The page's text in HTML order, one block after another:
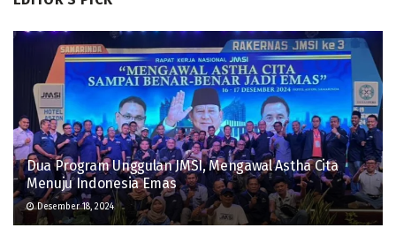
Dua Program Unggulan JMSI, Mengawal Astha Cita
Menuju Indonesia Emas
Desember 18, 2024